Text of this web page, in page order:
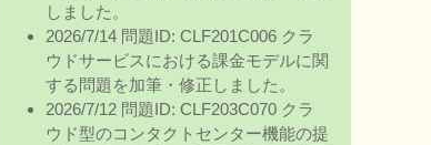
しました。
2026/7/14 問題ID: CLF201C006 クラ
ウドサービスにおける課金モデルに関
する問題を加筆・修正しました。
2026/7/12 問題ID: CLF203C070 クラ
ウド型のコンタクトセンター機能の提